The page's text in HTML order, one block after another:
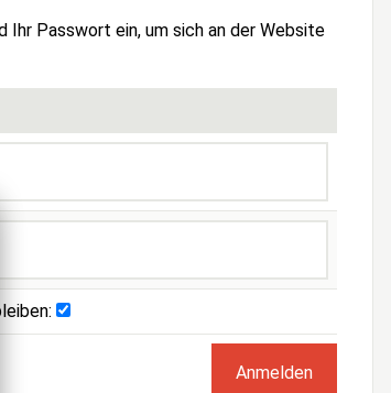
Ihr Passwort ein, um sich an der Website